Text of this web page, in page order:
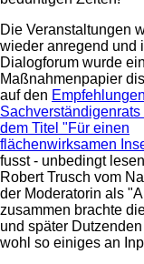
Die Veranstaltungen
wieder anregend und
Dialogforum wurde ein
Maßnahmenpapier
auf den
dem Titel "Für einen
flächenwirksamen
fusst - unbedingt
Robert Trusch vom
der Moderatorin als
zusammen brachte
und später
wohl so einiges an